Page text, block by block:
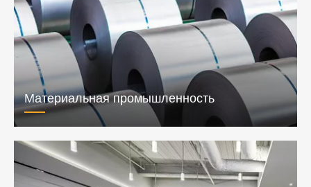
Материальная промышленность